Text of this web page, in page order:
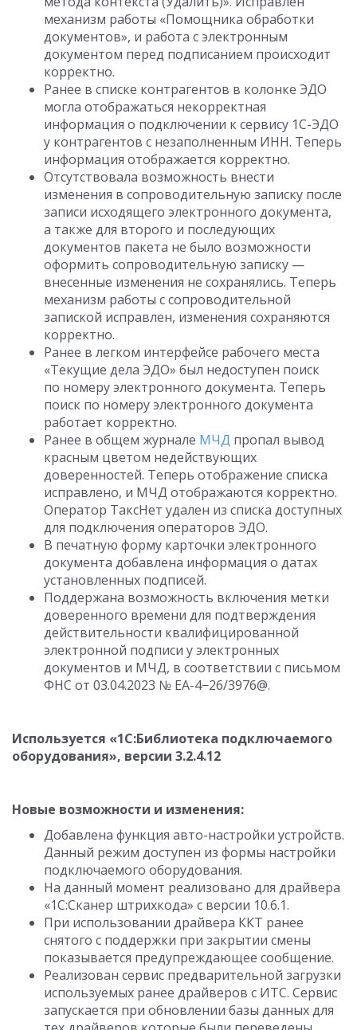
механизм работы «Помощника обработки
документов», и работа с электронным
документом перед подписанием происходит
корректно.
Ранее в списке контрагентов в колонке ЭДО
могла отображаться некорректная
информация о подключении к сервису 1С-ЭДО
у контрагентов с незаполненным ИНН. Теперь
информация отображается корректно.
Отсутствовала возможность внести
изменения в сопроводительную записку после
записи исходящего электронного документа,
а также для второго и последующих
документов пакета не было возможности
оформить сопроводительную записку —
внесенные изменения не сохранялись. Теперь
механизм работы с сопроводительной
запиской исправлен, изменения сохраняются
корректно.
Ранее в легком интерфейсе рабочего места
«Текущие дела ЭДО» был недоступен поиск
по номеру электронного документа. Теперь
поиск по номеру электронного документа
работает корректно.
Ранее в общем журнале МЧД пропал вывод
красным цветом недействующих
доверенностей. Теперь отображение списка
исправлено, и МЧД отображаются корректно.
Оператор ТаксНет удален из списка доступных
для подключения операторов ЭДО.
В печатную форму карточки электронного
документа добавлена информация о датах
установленных подписей.
Поддержана возможность включения метки
доверенного времени для подтверждения
действительности квалифицированной
электронной подписи у электронных
документов и МЧД, в соответствии с письмом
ФНС от 03.04.2023 № ЕА-4−26/3976@.
Используется «1C:Библиотека подключаемого
оборудования», версии 3.2.4.12
Новые возможности и изменения:
Добавлена функция авто-настройки устройств.
Данный режим доступен из формы настройки
подключаемого оборудования.
На данный момент реализовано для драйвера
«1С:Сканер штрихкода» с версии 10.6.1.
При использовании драйвера ККТ ранее
снятого с поддержки при закрытии смены
показывается предупреждающее сообщение.
Реализован сервис предварительной загрузки
используемых ранее драйверов с ИТС. Сервис
запускается при обновлении базы данных для